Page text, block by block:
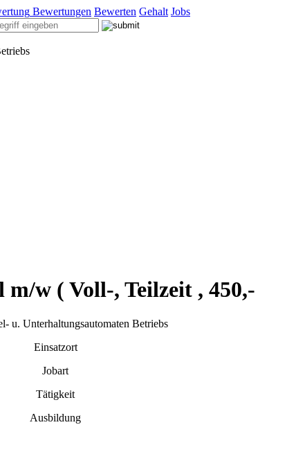
Bewertungen Bewerten Gehalt Jobs
m/w ( Voll-, Teilzeit , 450,-
u. Unterhaltungsautomaten Betriebs
Einsatzort
Jobart
Tätigkeit
Ausbildung